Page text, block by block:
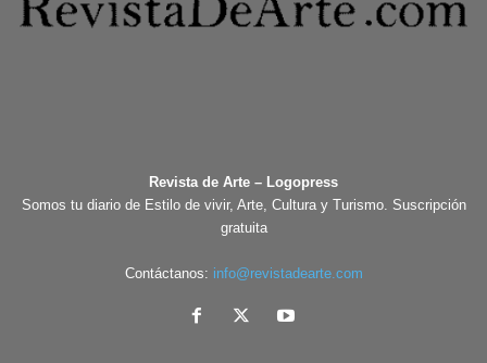
Revista de Arte – Logopress
Somos tu diario de Estilo de vivir, Arte, Cultura y Turismo. Suscripción
gratuita
Contáctanos: info@revistadearte.com